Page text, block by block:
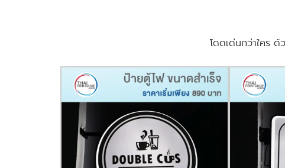
โดดเด่นกว่าใคร